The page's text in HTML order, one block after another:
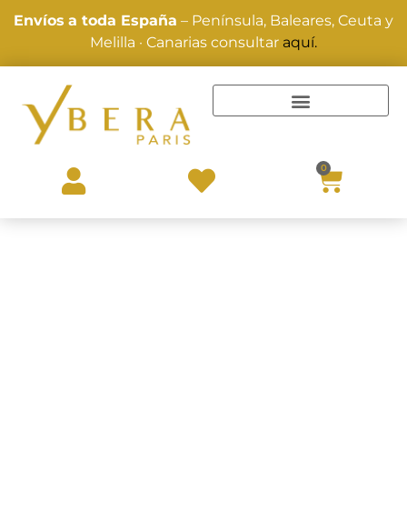
Envíos a toda España – Península, Baleares, Ceuta y
Melilla · Canarias consultar aquí.
0